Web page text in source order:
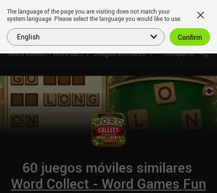
Word Collect - Word Games FunJuegos similares Compartir
60 juegos móviles similares
Word Collect - Word Games Fun
The language of the page you are visiting does not match your
system language. Please select the language you would like to use.
English Confirm